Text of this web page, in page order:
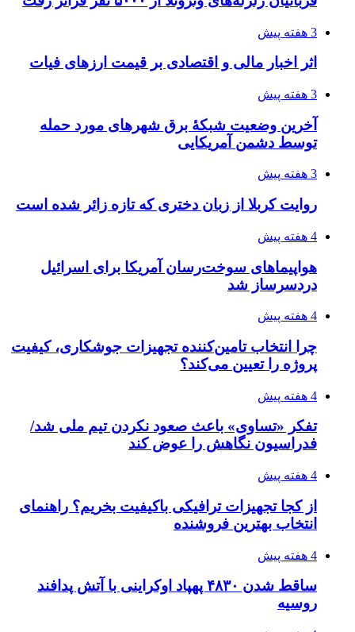
تفکر «تساوی» باعث صعود نکردن تیم ملی شد/
فدراسیون نگاهش را عوض کند
4 هفته پیش
از کجا تجهیزات ترافیکی باکیفیت بخریم؟ راهنمای
انتخاب بهترین فروشنده
4 هفته پیش
روسیه
4 هفته پیش
افزایش ۳ تا ۴ درجه‌ای دما در ایلام تا اواخر هفته
4 هفته پیش
رکوردزنی عمل پیوند عضو در قلب پایتخت
4 هفته پیش
برق، ضامن پایداری شبکه است
۱۴۰۵/۰۴/۱۸
راه اندازی مرغداری؛ محاسبه هزینه، درآمد و سود با
طرح توجیهی
۱۴۰۵/۰۴/۱۸
۱۴۲۰؛ راه ارتباطی بیمه شدگان تأمین‌اجتماعی
۱۴۰۵/۰۴/۱۶
احتمال بازگشت نرخ حمل دریایی به قبل از جنگ
طی ۲ تا ۳ ماه آینده